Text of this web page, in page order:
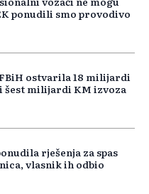
ponudili smo provodivo
ostvarila 18 milijardi
šest milijardi KM izvoza
rješenja za spas
vlasnik ih odbio